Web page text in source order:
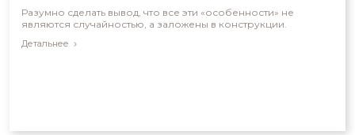
Разумно сделать вывод, что все эти «особенности» не
являются случайностью, а заложены в конструкции.
Детальнее